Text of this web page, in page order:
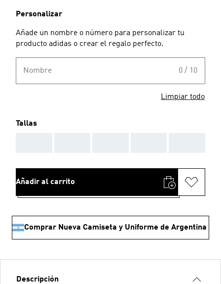
Personalizar
Añade un nombre o número para personalizar tu
producto adidas o crear el regalo perfecto.
Nombre 0 / 10
Limpiar todo
Tallas
Añadir al carrito
Comprar Nueva Camiseta y Uniforme de Argentina
Descripción